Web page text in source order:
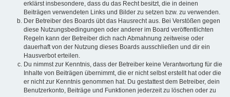
erklärst insbesondere, dass du das Recht besitzt, die in deinen
Beiträgen verwendeten Links und Bilder zu setzen bzw. zu verwenden.
Der Betreiber des Boards übt das Hausrecht aus. Bei Verstößen gegen
diese Nutzungsbedingungen oder anderer im Board veröffentlichten
Regeln kann der Betreiber dich nach Abmahnung zeitweise oder
dauerhaft von der Nutzung dieses Boards ausschließen und dir ein
Hausverbot erteilen.
Du nimmst zur Kenntnis, dass der Betreiber keine Verantwortung für die
Inhalte von Beiträgen übernimmt, die er nicht selbst erstellt hat oder die
er nicht zur Kenntnis genommen hat. Du gestattest dem Betreiber, dein
Benutzerkonto, Beiträge und Funktionen jederzeit zu löschen oder zu